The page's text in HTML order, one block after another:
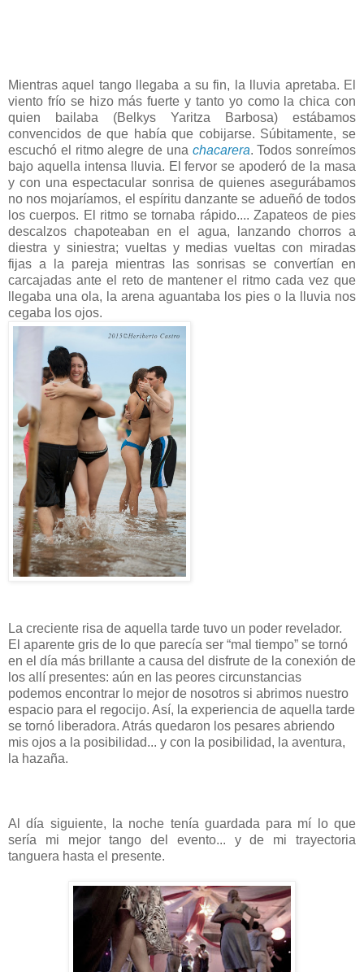
Mientras aquel tango llegaba a su fin, la lluvia apretaba. El
viento frío se hizo más fuerte y tanto yo como la chica con
quien bailaba (Belkys Yaritza Barbosa) estábamos
convencidos de que había que cobijarse. Súbitamente, se
escuchó el ritmo alegre de una chacarera. Todos sonreímos
bajo aquella intensa lluvia. El fervor se apoderó de la masa
y con una espectacular sonrisa de quienes asegurábamos
no nos mojaríamos, el espíritu danzante se adueñó de todos
los cuerpos. El ritmo se tornaba rápido.... Zapateos de pies
descalzos chapoteaban en el agua, lanzando chorros a
diestra y siniestra; vueltas y medias vueltas con miradas
fijas a la pareja mientras las sonrisas se convertían en
carcajadas ante el reto de mantener el ritmo cada vez que
llegaba una ola, la arena aguantaba los pies o la lluvia nos
cegaba los ojos.
La creciente risa de aquella tarde tuvo un poder revelador.
El aparente gris de lo que parecía ser “mal tiempo” se tornó
en el día más brillante a causa del disfrute de la conexión de
los allí presentes: aún en las peores circunstancias
podemos encontrar lo mejor de nosotros si abrimos nuestro
espacio para el regocijo. Así, la experiencia de aquella tarde
se tornó liberadora. Atrás quedaron los pesares abriendo
mis ojos a la posibilidad... y con la posibilidad, la aventura,
la hazaña.
Al día siguiente, la noche tenía guardada para mí lo que
sería mi mejor tango del evento... y de mi trayectoria
tanguera hasta el presente.